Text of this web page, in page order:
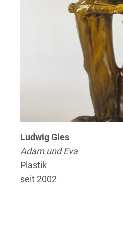
Ludwig Gies
Adam und Eva
Plastik
seit 2002